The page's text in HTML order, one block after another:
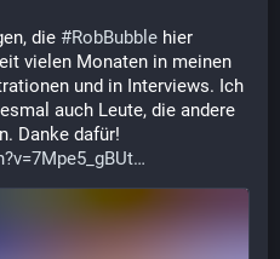
die #RobBubble hier
vielen Monaten in meinen
und in Interviews. Ich
auch Leute, die andere
Danke dafür!